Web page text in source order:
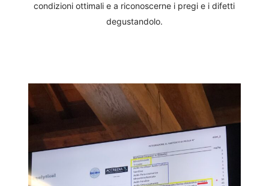
condizioni ottimali e a riconoscerne i pregi e i difetti
degustandolo.